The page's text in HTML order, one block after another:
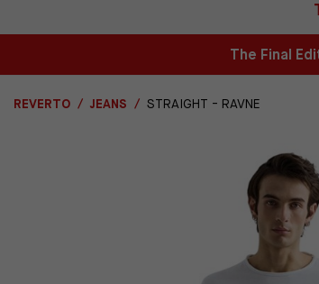
The Final
REVERTO JEANS STRAIGHT - RAVNE